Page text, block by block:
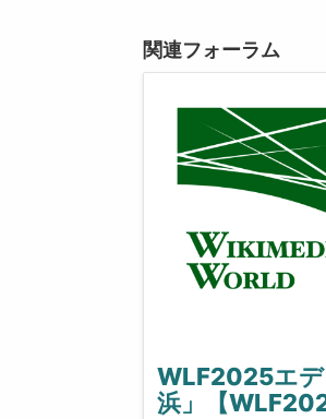
関連フォーラム
WLF2025エ
浜」【